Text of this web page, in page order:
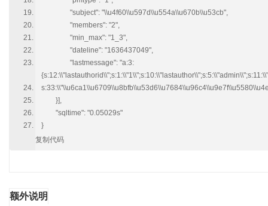
"subject": "\\u4f60\\u597d\\u554a\\u670b\\u53cb",
"members": "2",
"min_max": "1_3",
"dateline": "1636437049",
"lastmessage": "a:3:
}],
"sqltime": "0.05029s"
}
复制代码
额外说明